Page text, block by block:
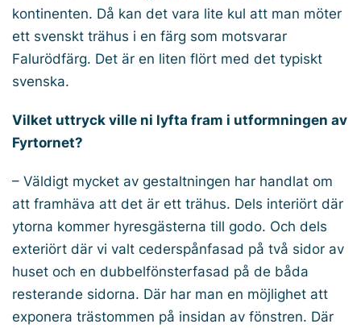
kontinenten. Då kan det vara lite kul att man möter
ett svenskt trähus i en färg som motsvarar
Falurödfärg. Det är en liten flört med det typiskt
svenska.
Vilket uttryck ville ni lyfta fram i utformningen av
Fyrtornet?
– Väldigt mycket av gestaltningen har handlat om
att framhäva att det är ett trähus. Dels interiört där
ytorna kommer hyresgästerna till godo. Och dels
exteriört där vi valt cederspånfasad på två sidor av
huset och en dubbelfönsterfasad på de båda
resterande sidorna. Där har man en möjlighet att
exponera trästommen på insidan av fönstren. Där